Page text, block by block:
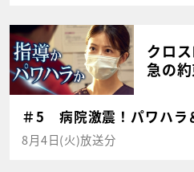
クロ
急の
＃5 病院激震！パワハラ
8月4日(火)放送分